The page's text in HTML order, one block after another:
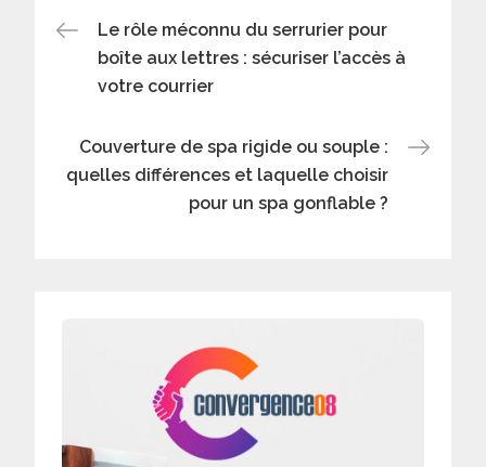
Navigation
de
l’article
Le rôle méconnu du serrurier pour
boîte aux lettres : sécuriser l’accès à
votre courrier
Couverture de spa rigide ou souple :
quelles différences et laquelle choisir
pour un spa gonflable ?